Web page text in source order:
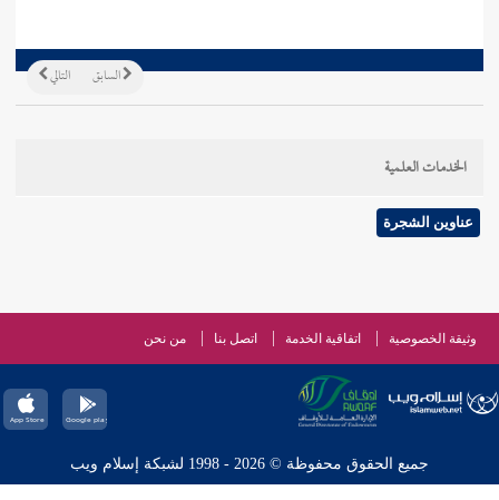
التالي السابق
الخدمات العلمية
عناوين الشجرة
وثيقة الخصوصية اتفاقية الخدمة اتصل بنا من نحن
جميع الحقوق محفوظة © 2026 - 1998 لشبكة إسلام ويب